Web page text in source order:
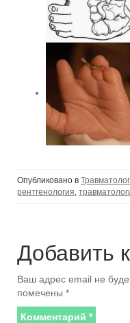
Опубликовано в
рентгенология
Добавить
Ваш адрес email не
помечены *
Комментарий *